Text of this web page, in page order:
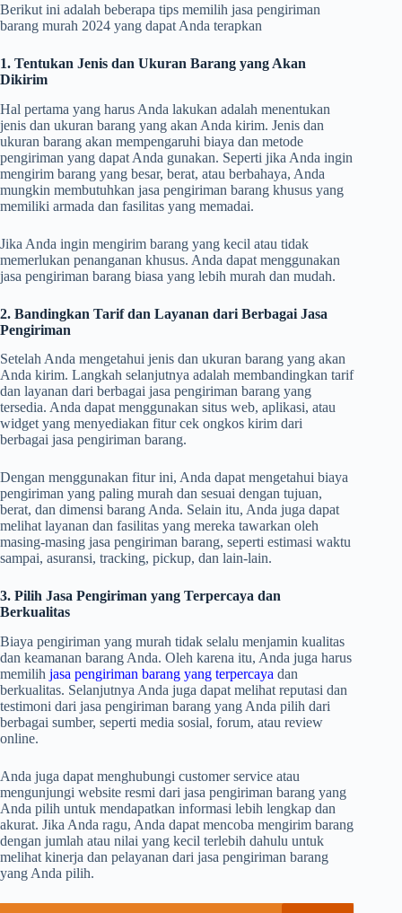
Berikut ini adalah beberapa tips memilih jasa pengiriman
barang murah 2024 yang dapat Anda terapkan
1. Tentukan Jenis dan Ukuran Barang yang Akan
Dikirim
Hal pertama yang harus Anda lakukan adalah menentukan
jenis dan ukuran barang yang akan Anda kirim. Jenis dan
ukuran barang akan mempengaruhi biaya dan metode
pengiriman yang dapat Anda gunakan. Seperti jika Anda ingin
mengirim barang yang besar, berat, atau berbahaya, Anda
mungkin membutuhkan jasa pengiriman barang khusus yang
memiliki armada dan fasilitas yang memadai.
Jika Anda ingin mengirim barang yang kecil atau tidak
memerlukan penanganan khusus. Anda dapat menggunakan
jasa pengiriman barang biasa yang lebih murah dan mudah.
2. Bandingkan Tarif dan Layanan dari Berbagai Jasa
Pengiriman
Setelah Anda mengetahui jenis dan ukuran barang yang akan
Anda kirim. Langkah selanjutnya adalah membandingkan tarif
dan layanan dari berbagai jasa pengiriman barang yang
tersedia. Anda dapat menggunakan situs web, aplikasi, atau
widget yang menyediakan fitur cek ongkos kirim dari
berbagai jasa pengiriman barang.
Dengan menggunakan fitur ini, Anda dapat mengetahui biaya
pengiriman yang paling murah dan sesuai dengan tujuan,
berat, dan dimensi barang Anda. Selain itu, Anda juga dapat
melihat layanan dan fasilitas yang mereka tawarkan oleh
masing-masing jasa pengiriman barang, seperti estimasi waktu
sampai, asuransi, tracking, pickup, dan lain-lain.
3. Pilih Jasa Pengiriman yang Terpercaya dan
Berkualitas
Biaya pengiriman yang murah tidak selalu menjamin kualitas
dan keamanan barang Anda. Oleh karena itu, Anda juga harus
memilih jasa pengiriman barang yang terpercaya dan
berkualitas. Selanjutnya Anda juga dapat melihat reputasi dan
testimoni dari jasa pengiriman barang yang Anda pilih dari
berbagai sumber, seperti media sosial, forum, atau review
online.
Anda juga dapat menghubungi customer service atau
mengunjungi website resmi dari jasa pengiriman barang yang
Anda pilih untuk mendapatkan informasi lebih lengkap dan
akurat. Jika Anda ragu, Anda dapat mencoba mengirim barang
dengan jumlah atau nilai yang kecil terlebih dahulu untuk
melihat kinerja dan pelayanan dari jasa pengiriman barang
yang Anda pilih.